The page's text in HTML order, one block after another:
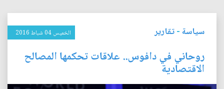
سياسة-تقارير الخميس 04 شباط 2016
روحاني في دافوس.. علاقات تحكمها المصالح
الاقتصادية